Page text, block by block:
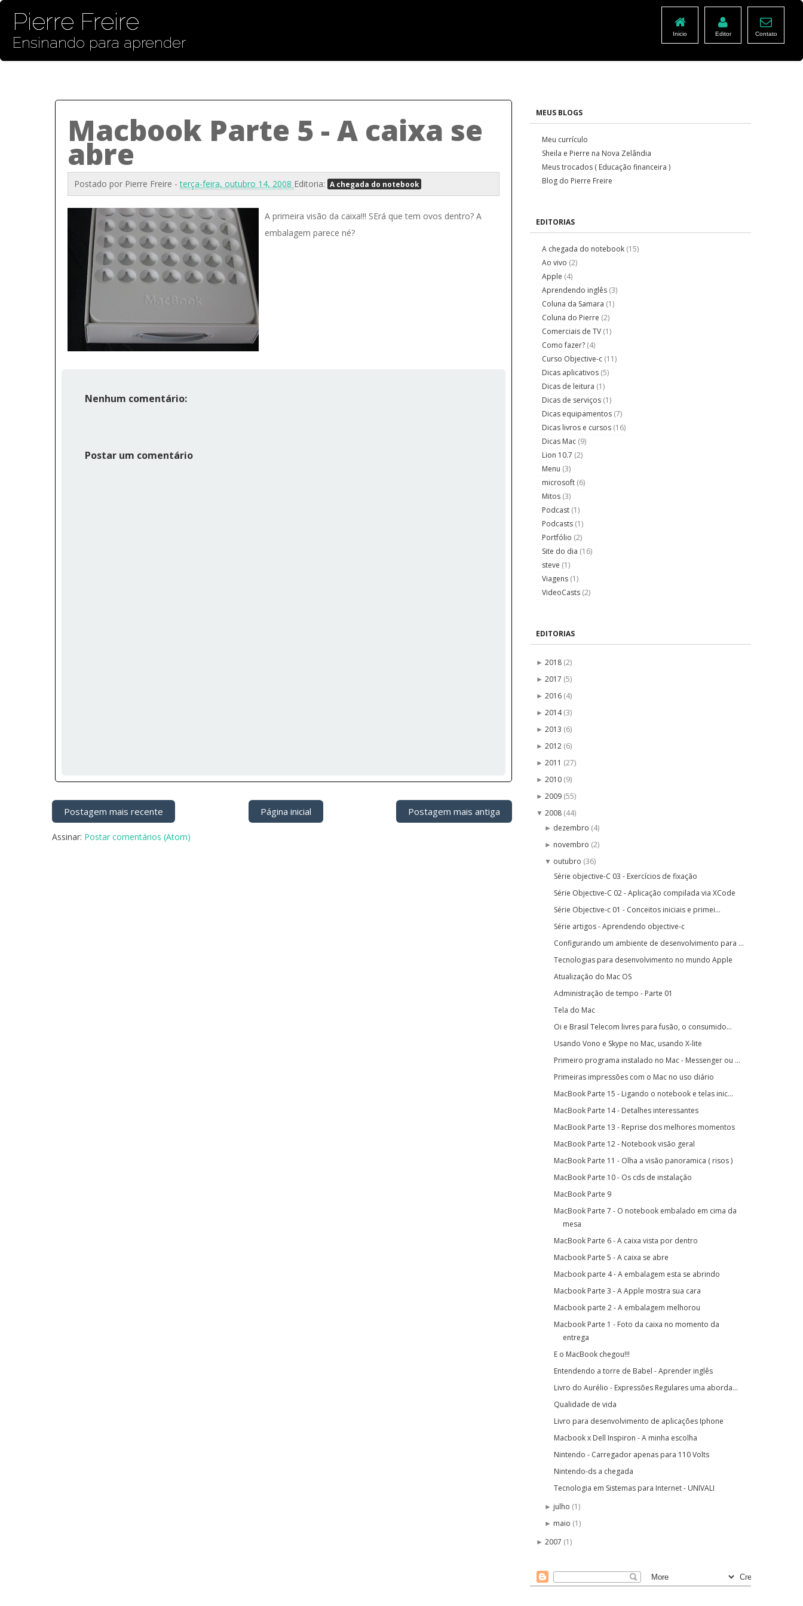
Pierre Freire
Ensinando para aprender Inicio Editor Contato
Macbook Parte 5 - A caixa se
abre
Postado por Pierre Freire -terça-feira, outubro 14, 2008 Editoria: A chegada do notebook
A primeira visão da caixa!!! SErá que tem ovos dentro? A
embalagem parece né?
Nenhum comentário:
Postar um comentário
Postagem mais recente Postagem mais antiga
Página inicial
Assinar: Postar comentários (Atom)
MEUS BLOGS
Meu currículo
Sheila e Pierre na Nova Zelândia
Meus trocados ( Educação financeira )
Blog do Pierre Freire
EDITORIAS
A chegada do notebook (15)
Ao vivo (2)
Apple (4)
Aprendendo inglês (3)
Coluna da Samara (1)
Coluna do Pierre (2)
Comerciais de TV (1)
Como fazer? (4)
Curso Objective-c (11)
Dicas aplicativos (5)
Dicas de leitura (1)
Dicas de serviços (1)
Dicas equipamentos (7)
Dicas livros e cursos (16)
Dicas Mac (9)
Lion 10.7 (2)
Menu (3)
microsoft (6)
Mitos (3)
Podcast (1)
Podcasts (1)
Portfólio (2)
Site do dia (16)
steve (1)
Viagens (1)
VideoCasts (2)
EDITORIAS
► 2018 (2)
► 2017 (5)
► 2016 (4)
► 2014(3)
► 2013 (6)
► 2012 (6)
► 2011 (27)
► 2010 (9)
► 2009 (55)
▼ 2008 (44)
► dezembro (4)
► novembro (2)
▼ outubro (36)
Série objective-C 03 - Exercícios de fixação
Série Objective-C 02 - Aplicação compilada via XCode
Série Objective-c 01 - Conceitos iniciais e primei...
Série artigos - Aprendendo objective-c
Configurando um ambiente de desenvolvimento para ...
Tecnologias para desenvolvimento no mundo Apple
Atualização do Mac OS
Administração de tempo - Parte 01
Tela do Mac
Oi e Brasil Telecom livres para fusão, o consumido...
Usando Vono e Skype no Mac, usando X-lite
Primeiro programa instalado no Mac - Messenger ou ...
Primeiras impressões com o Mac no uso diário
MacBook Parte 15 - Ligando o notebook e telas inic...
MacBook Parte 14 - Detalhes interessantes
MacBook Parte 13 - Reprise dos melhores momentos
MacBook Parte 12 - Notebook visão geral
MacBook Parte 11 - Olha a visão panoramica ( risos )
MacBook Parte 10 - Os cds de instalação
MacBook Parte 9
MacBook Parte 7 - O notebook embalado em cima da
mesa
MacBook Parte 6 - A caixa vista por dentro
Macbook Parte 5 - A caixa se abre
Macbook parte 4 - A embalagem esta se abrindo
Macbook Parte 3 - A Apple mostra sua cara
Macbook parte 2 - A embalagem melhorou
Macbook Parte 1 - Foto da caixa no momento da
entrega
E o MacBook chegou!!!
Entendendo a torre de Babel - Aprender inglês
Livro do Aurélio - Expressões Regulares uma aborda...
Qualidade de vida
Livro para desenvolvimento de aplicações Iphone
Macbook x Dell Inspiron - A minha escolha
Nintendo - Carregador apenas para 110 Volts
Nintendo-ds a chegada
Tecnologia em Sistemas para Internet - UNIVALI
► julho (1)
► maio (1)
► 2007 (1)